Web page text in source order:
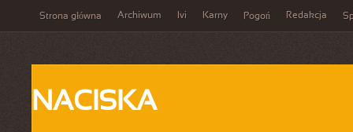
Strona główna Archiwum Ivi Karny Pogoń Redakcja
NACISKA